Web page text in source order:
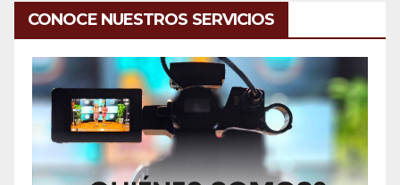
CONOCE NUESTROS SERVICIOS